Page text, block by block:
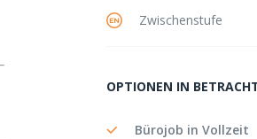
Zwischenstufe
OPTIONEN IN
Bürojob in Vollzeit